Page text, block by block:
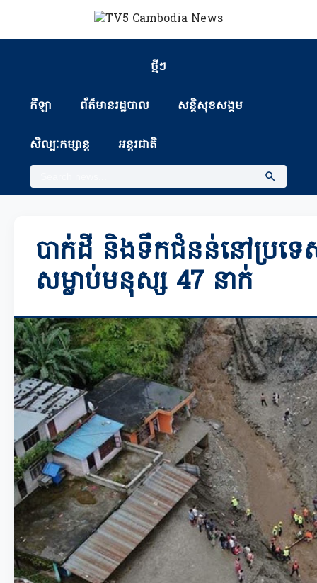
ថ្មីៗ
កីឡា ព័ត៏មានរដ្ឋបាល សន្តិសុខសង្គម
សិល្បៈកម្សាន្ត អន្តរជាតិ
បាក់ដី និងទឹកជំនន់នៅប្រទ
សម្លាប់មនុស្ស 47 នាក់